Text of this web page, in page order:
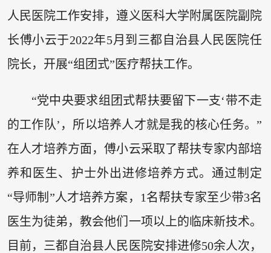
人民医院工作安排，遵义医科大学附属医院副院
长傅小云于2022年5月到三都自治县人民医院任
院长，开展“组团式”医疗帮扶工作。
“党中央要求组团式帮扶要留下一支‘带不走
的工作队’，所以培养人才就是我的核心任务。”
在人才培养方面，傅小云采取了帮扶专家内部培
养和医生、护士外出进修培养方式。通过制定
“导师制”人才培养方案，1名帮扶专家至少带3名
医生为徒弟，教会他们一项以上的临床新技术。
目前，三都自治县人民医院安排进修50余人次，